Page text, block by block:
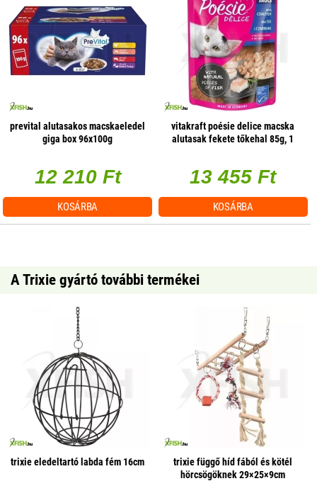
prevital alutasakos macskaeledel
giga box 96x100g
12 210 Ft
KOSÁRBA
vitakraft poésie delice macska
alutasak fekete tőkehal 85g, 1
13 455 Ft
KOSÁRBA
A Trixie gyártó további termékei
trixie eledeltartó labda fém 16cm
trixie függő híd fából és kötél
hörcsögöknek 29×25×9cm